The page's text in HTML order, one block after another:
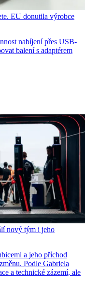
EU donutila výrobce
nabíjení přes USB-
balení s adaptérem
nový tým i jeho
a jeho příchod
Podle Gabriela
a technické zázemí, ale